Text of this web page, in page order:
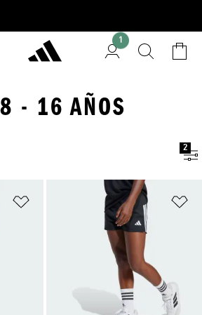
1
- 16 AÑOS
2
Añadir a la lista de deseos